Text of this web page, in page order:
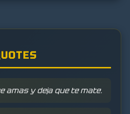
amas y deja que te mate.